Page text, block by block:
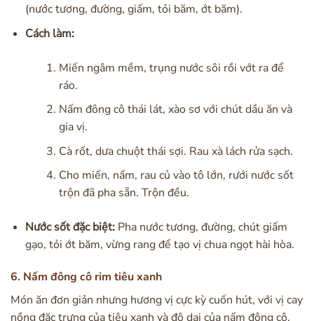
(nước tương, đường, giấm, tỏi băm, ớt băm).
Cách làm:
Miến ngâm mềm, trụng nước sôi rồi vớt ra để
ráo.
Nấm đông cô thái lát, xào sơ với chút dầu ăn và
gia vị.
Cà rốt, dưa chuột thái sợi. Rau xà lách rửa sạch.
Cho miến, nấm, rau củ vào tô lớn, rưới nước sốt
trộn đã pha sẵn. Trộn đều.
Nước sốt đặc biệt:Pha nước tương, đường, chút giấm
gạo, tỏi ớt băm, vừng rang để tạo vị chua ngọt hài hòa.
6. Nấm đông cô rim tiêu xanh
Món ăn đơn giản nhưng hương vị cực kỳ cuốn hút, với vị cay
nồng đặc trưng của tiêu xanh và độ dai của nấm đông cô.